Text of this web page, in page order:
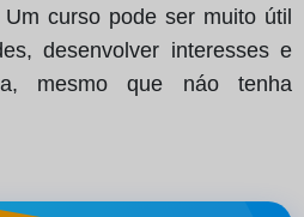
curso pode ser muito útil
desenvolver interesses e
mesmo que náo tenha